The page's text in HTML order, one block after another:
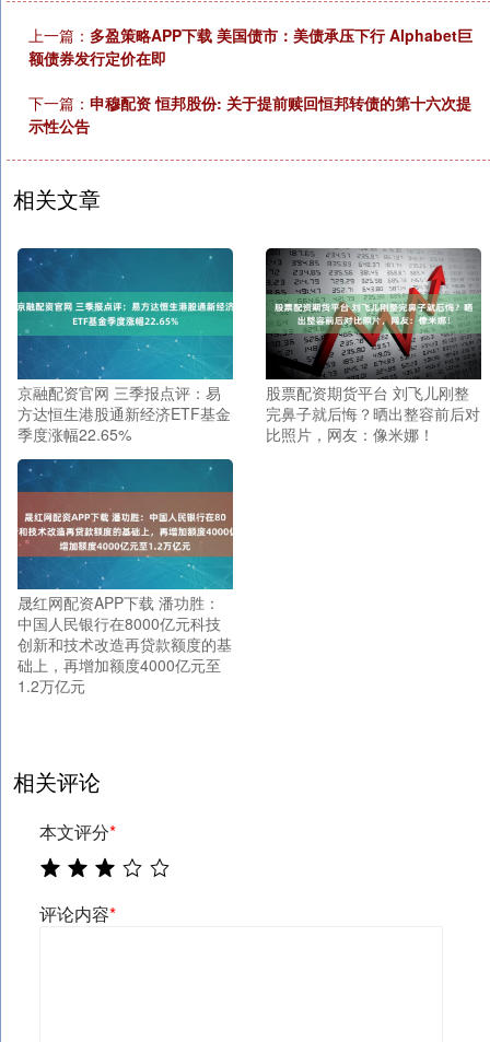
上一篇： 多盈策略APP下载 美国债市：美债承压下行 Alphabet巨
额债券发行定价在即
下一篇： 申穆配资 恒邦股份: 关于提前赎回恒邦转债的第十六次提
示性公告
相关文章
京融配资官网 三季报点评：易
方达恒生港股通新经济ETF基金
季度涨幅22.65%
股票配资期货平台 刘飞儿刚整
完鼻子就后悔？晒出整容前后对
比照片，网友：像米娜！
晟红网配资APP下载 潘功胜：
中国人民银行在8000亿元科技
创新和技术改造再贷款额度的基
础上，再增加额度4000亿元至
1.2万亿元
相关评论
本文评分*
评论内容*